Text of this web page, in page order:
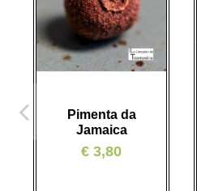
Pimenta da
Jamaica
€ 3,80